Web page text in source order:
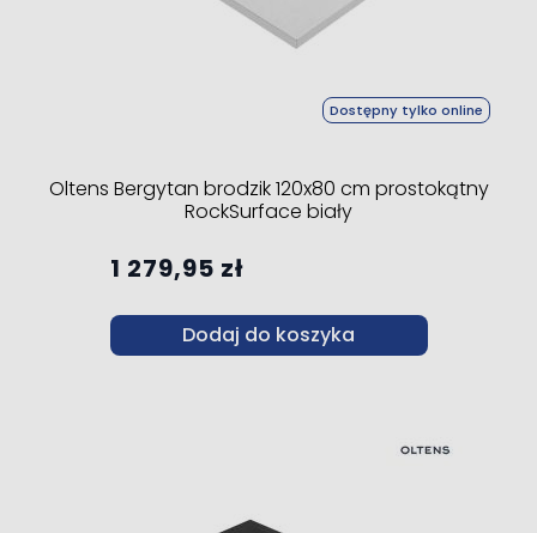
Dostępny tylko online
Oltens Bergytan brodzik 120x80 cm prostokątny
RockSurface biały
1 279,95 zł
Dodaj do koszyka